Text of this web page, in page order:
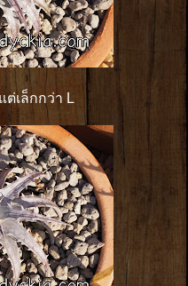
เล็กกว่า L